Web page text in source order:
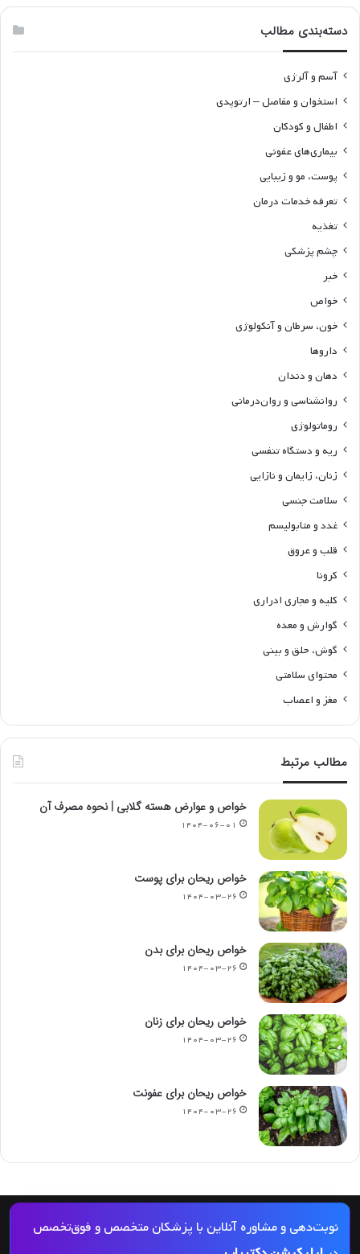
دسته‌بندی مطالب
آسم و آلرژی
استخوان و مفاصل – ارتوپدی
اطفال و کودکان
بیماری‌های عفونی
پوست، مو و زیبایی
تعرفه خدمات درمان
تغذیه
چشم پزشکی
خبر
خواص
خون، سرطان و آنکولوژی
داروها
دهان و دندان
روانشناسی و روان‌درمانی
روماتولوژی
ریه و دستگاه تنفسی
زنان، زایمان و نازایی
سلامت جنسی
غدد و متابولیسم
قلب و عروق
کرونا
کلیه و مجاری ادراری
گوارش و معده
گوش، حلق و بینی
محتوای سلامتی
مغز و اعصاب
مطالب مرتبط
خواص و عوارض هسته گلابی | نحوه مصرف آن
۱۴۰۴-۰۶-۰۱
خواص ریحان برای پوست
۱۴۰۴-۰۳-۲۶
خواص ریحان برای بدن
۱۴۰۴-۰۳-۲۶
خواص ریحان برای زنان
۱۴۰۴-۰۳-۲۶
خواص ریحان برای عفونت
۱۴۰۴-۰۳-۲۶
نوبت‌دهی و مشاوره آنلاین با پزشکان متخصص و فوق‌تخصص
© کپی رایت 2026, کلیه حقوق مادی و معنوی این مجله و کلیه خدمات آن محفوظ و متعلق
به دکتریاب است و بازنشر مطالب این سایت تنها با ذکر منبع و لینک به این سایت مجاز